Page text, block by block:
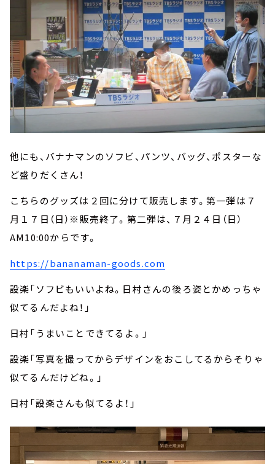
他にも、バナナマンのソフビ、パンツ、バッグ、ポスターな
ど盛りだくさん！
こちらのグッズは２回に分けて販売します。第一弾は７
月１７日（日）※販売終了。第二弾は、７月２４日（日）
AM10:00からです。
https://bananaman-goods.com
設楽「ソフビもいいよね。日村さんの後ろ姿とかめっちゃ
似てるんだよね！」
日村「うまいことできてるよ。」
設楽「写真を撮ってからデザインをおこしてるからそりゃ
似てるんだけどね。」
日村「設楽さんも似てるよ！」